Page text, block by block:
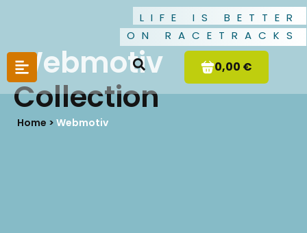
LIFE IS BETTER
ON RACETRACKS
0,00 €
Webmotiv
Collection
Home > Webmotiv